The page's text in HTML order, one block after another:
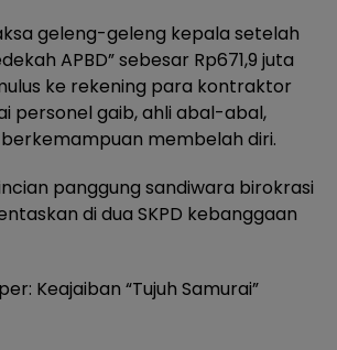
geleng-geleng kepala setelah
APBD” sebesar Rp671,9 juta
ke rekening para kontraktor
personel gaib, ahli abal-abal,
membelah diri.
panggung sandiwara birokrasi
di dua SKPD kebanggaan
Keajaiban “Tujuh Samurai”